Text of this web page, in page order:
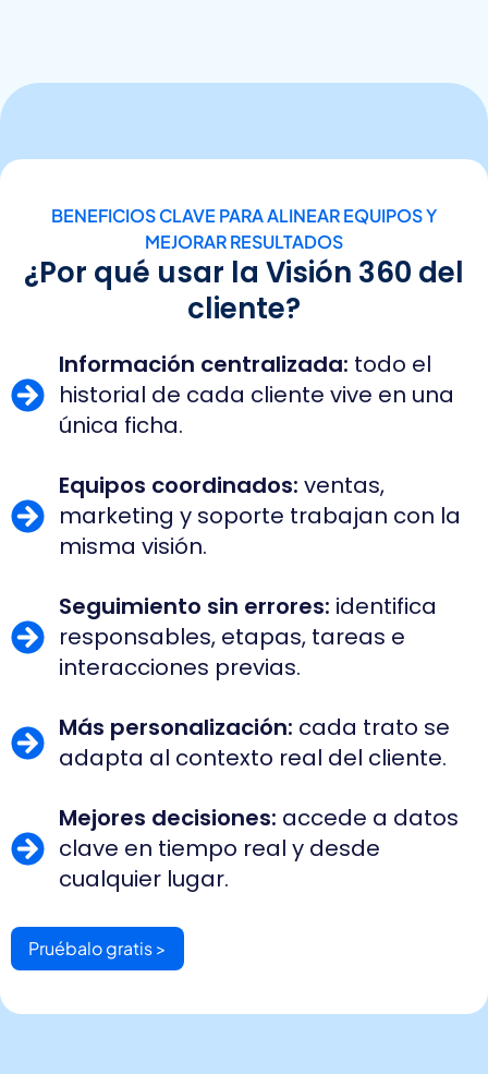
BENEFICIOS CLAVE PARA ALINEAR EQUIPOS Y
MEJORAR RESULTADOS
¿Por qué usar la Visión 360 del
cliente?
Información centralizada: todo el
historial de cada cliente vive en una
única ficha.
Equipos coordinados: ventas,
marketing y soporte trabajan con la
misma visión.
Seguimiento sin errores: identifica
responsables, etapas, tareas e
interacciones previas.
Más personalización: cada trato se
adapta al contexto real del cliente.
Mejores decisiones: accede a datos
clave en tiempo real y desde
cualquier lugar.
Pruébalo gratis >